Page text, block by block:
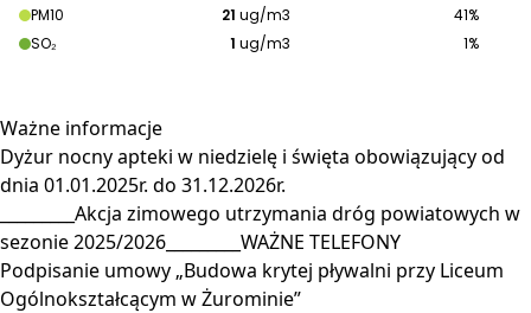
Ważne informacje
Dyżur nocny apteki w niedzielę i święta obowiązujący od
dnia 01.01.2025r. do 31.12.2026r.
_________Akcja zimowego utrzymania dróg powiatowych w
sezonie 2025/2026_________WAŻNE TELEFONY
Podpisanie umowy „Budowa krytej pływalni przy Liceum
Ogólnokształcącym w Żurominie”